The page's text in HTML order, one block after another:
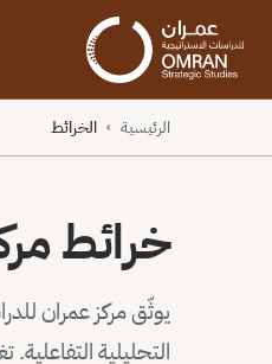
الرئيسية › الخرائط
خرائط
يوثّق مركز عمران
التحليلية